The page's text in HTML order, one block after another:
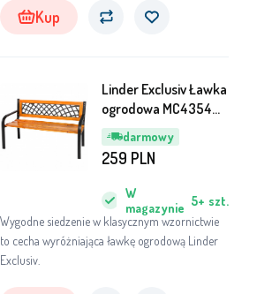
Kup
darmowy
Linder Exclusiv Ławka
ogrodowa MC4354
118x52x74 cm
Wygodne siedzenie w klasycznym wzornictwie
to cecha wyróżniająca ławkę ogrodową Linder
Exclusiv.
W
magazynie 5+ szt.
259 PLN